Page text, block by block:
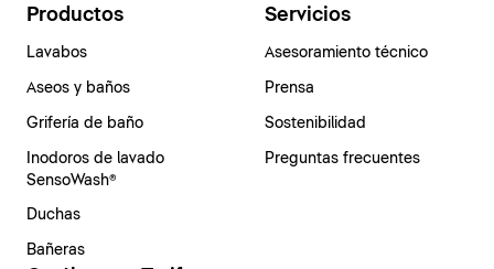
Productos
Lavabos
Aseos y baños
Grifería de baño
Inodoros de lavado
SensoWash®
Duchas
Bañeras
Servicios
Asesoramiento técnico
Prensa
Sostenibilidad
Preguntas frecuentes